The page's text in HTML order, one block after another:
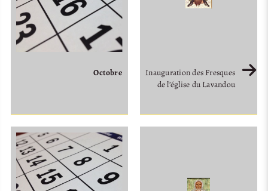
Octobre
Inauguration des Fresques
de l’église du Lavandou